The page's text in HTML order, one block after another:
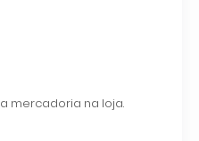
mercadoria na loja.